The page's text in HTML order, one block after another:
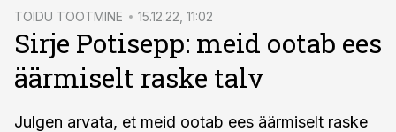
TOIDU TOOTMINE 15.12.22, 11:02
Sirje Potisepp: meid ootab ees
äärmiselt raske talv
Julgen arvata, et meid ootab ees äärmiselt raske